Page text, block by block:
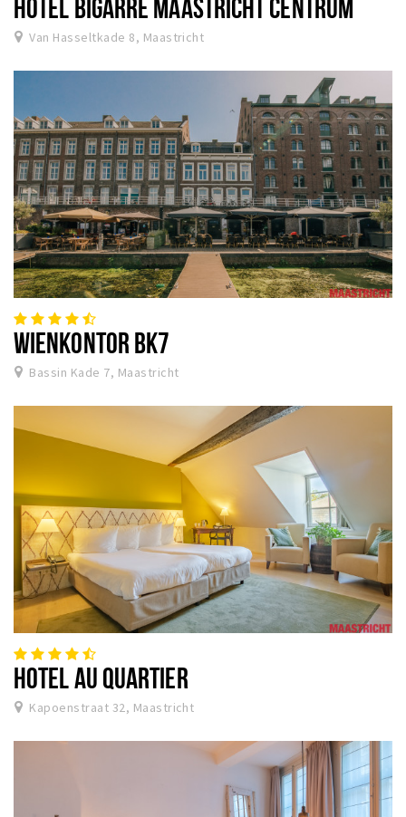
HOTEL BIGARRÉ MAASTRICHT CENTRUM
Van Hasseltkade 8, Maastricht
WIENKONTOR BK7
Bassin Kade 7, Maastricht
HOTEL AU QUARTIER
Kapoenstraat 32, Maastricht